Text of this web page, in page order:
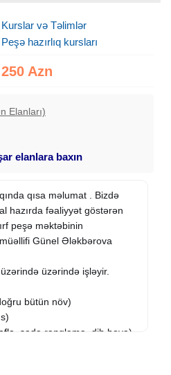
Kurslar və Təlimlər
Peşə hazırlıq kursları
250 Azn
Elanları)
elanlara baxın
qısa məlumat . Bizdə
hazırda fəaliyyət göstərən
peşə məktəbinin
Günel Ələkbərova
üzərində işləyir.
bütün növ)
, sadə rəngləmə, dib boya)
saçqıranların